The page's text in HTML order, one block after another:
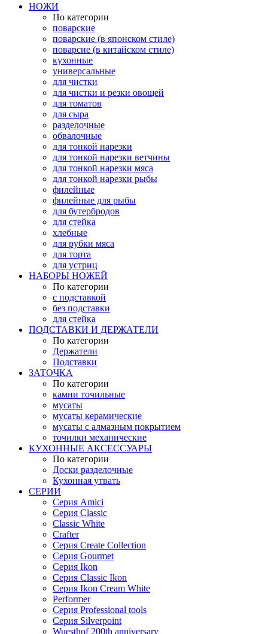
НОЖИ
По категории
поварские
поварские (в японском стиле)
поварсие (в китайском стиле)
кухонные
универсальные
для чистки
для чистки и резки овощей
для томатов
для сыра
разделочные
обвалочные
для тонкой нарезки
для тонкой нарезки ветчины
для тонкой нарезки мяса
для тонкой нарезки рыбы
филейные
филейные для рыбы
для бутербродов
для стейка
хлебные
для рубки мяса
для торта
для устриц
НАБОРЫ НОЖЕЙ
По категории
с подставкой
без подставки
для стейка
ПОДСТАВКИ И ДЕРЖАТЕЛИ
По категории
Держатели
Подставки
ЗАТОЧКА
По категории
камни точильные
мусаты
мусаты керамические
мусаты с алмазным покрытием
точилки механические
КУХОННЫЕ АКСЕССУАРЫ
По категории
Доски разделочные
Кухонная утвать
СЕРИИ
Серия Amici
Серия Classic
Classic White
Crafter
Серия Create Collection
Серия Gourmet
Серия Ikon
Серия Classic Ikon
Серия Ikon Cream White
Performer
Серия Professional tools
Серия Silverpoint
Wuesthof 200th anniversary